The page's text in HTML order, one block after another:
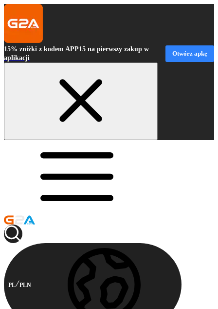
15% zniżki z kodem APP15 na pierwszy zakup w
aplikacji
Otwórz apkę
PL PLN